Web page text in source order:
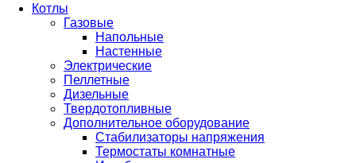
Котлы
Газовые
Напольные
Настенные
Электрические
Пеллетные
Дизельные
Твердотопливные
Дополнительное оборудование
Стабилизаторы напряжения
Термостаты комнатные